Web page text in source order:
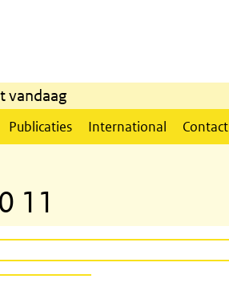
vandaag
Publicaties International Contact
11